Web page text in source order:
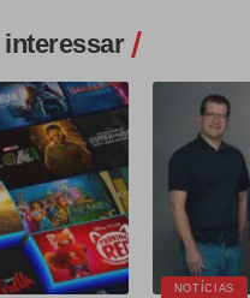
interessar
NOTÍCIAS